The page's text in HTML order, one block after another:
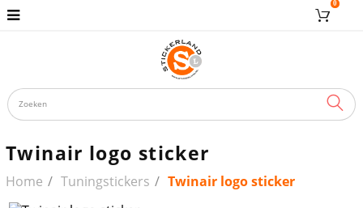
0
Twinair logo sticker
Home Tuningstickers Twinair logo sticker